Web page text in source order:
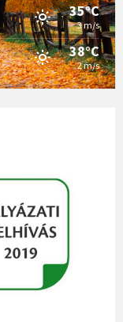
35°C
3 m/s
38°C
2 m/s